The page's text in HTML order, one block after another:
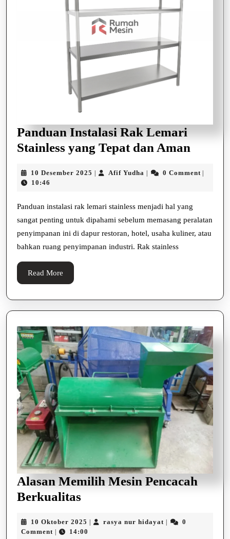
Panduan Instalasi Rak Lemari
Stainless yang Tepat dan Aman
Rak
yang
Tepat
10 Desember 2025 10
| Afif Yudha Afif
| 0 Comment |
10:46
Panduan instalasi rak lemari stainless menjadi hal yang
sangat penting untuk dipahami sebelum memasang peralatan
penyimpanan ini di dapur restoran, hotel, usaha kuliner, atau
bahkan ruang penyimpanan industri. Rak stainless
Read More
More
Alasan Memilih Mesin Pencacah
Berkualitas
Mesin
10 Oktober 2025 10
Oktober
rasya nur hidayat rasya0
Comment
14:00